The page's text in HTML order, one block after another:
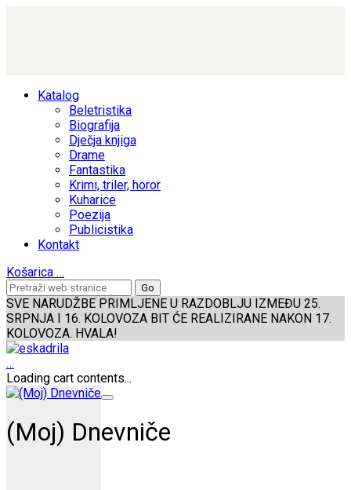
Katalog
Beletristika
Biografija
Dječja knjiga
Drame
Fantastika
Krimi, triler, horor
Kuharice
Poezija
Publicistika
Kontakt
Košarica …
SVE NARUDŽBE PRIMLJENE U RAZDOBLJU IZMEĐU 25.
SRPNJA I 16. KOLOVOZA BIT ĆE REALIZIRANE NAKON 17.
KOLOVOZA. HVALA!
…
Loading cart contents...
(Moj) Dnevniče